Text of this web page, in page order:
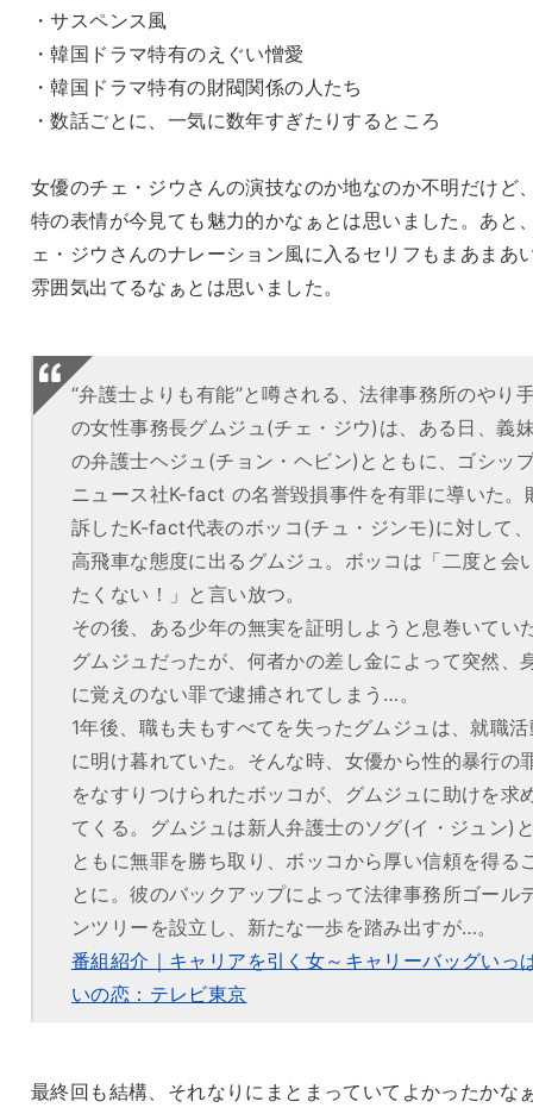
・サスペンス風
・韓国ドラマ特有のえぐい憎愛
・韓国ドラマ特有の財閥関係の人たち
・数話ごとに、一気に数年すぎたりするところ
女優のチェ・ジウさんの演技なのか地なのか不明だけど
特の表情が今見ても魅力的かなぁとは思いました。あと
ェ・ジウさんのナレーション風に入るセリフもまあまあ
雰囲気出てるなぁとは思いました。
“弁護士よりも有能”と噂される、法律事務所のやり
の女性事務長グムジュ(チェ・ジウ)は、ある日、義
の弁護士ヘジュ(チョン・ヘビン)とともに、ゴシッ
ニュース社K-fact の名誉毀損事件を有罪に導いた。
訴したK-fact代表のボッコ(チュ・ジンモ)に対して、
高飛車な態度に出るグムジュ。ボッコは「二度と会
たくない！」と言い放つ。
その後、ある少年の無実を証明しようと息巻いてい
グムジュだったが、何者かの差し金によって突然、
に覚えのない罪で逮捕されてしまう…。
1年後、職も夫もすべてを失ったグムジュは、就職
に明け暮れていた。そんな時、女優から性的暴行の
をなすりつけられたボッコが、グムジュに助けを求
てくる。グムジュは新人弁護士のソグ(イ・ジュン)
ともに無罪を勝ち取り、ボッコから厚い信頼を得る
とに。彼のバックアップによって法律事務所ゴール
ンツリーを設立し、新たな一歩を踏み出すが…。
番組紹介｜キャリアを引く女～キャリーバッグいっ
いの恋：テレビ東京
最終回も結構、それなりにまとまっていてよかったかな